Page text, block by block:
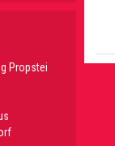
Propstei